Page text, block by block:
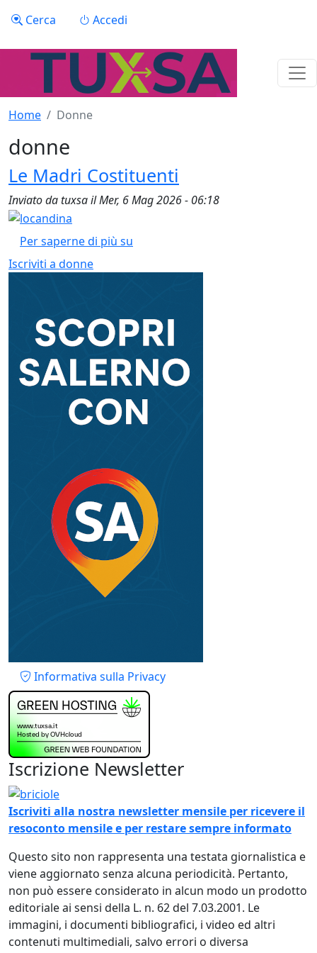
Menu profilo utente
Cerca Accedi
Home Donne
donne
Le Madri Costituenti
Inviato datuxsailMer, 6 Mag 2026 - 06:18
Per saperne di più su
Iscriviti a donne
Piè di pagina
Informativa sulla Privacy
Iscrizione Newsletter
Immagine
Iscriviti alla nostra newsletter mensile per ricevere il
resoconto mensile e per restare sempre informato
Questo sito non rappresenta una testata giornalistica e
viene aggiornato senza alcuna periodicità. Pertanto,
non può essere considerato in alcun modo un prodotto
editoriale ai sensi della L. n. 62 del 7.03.2001. Le
immagini, i documenti bibliografici, i video ed altri
contenuti multimediali, salvo errori o diversa